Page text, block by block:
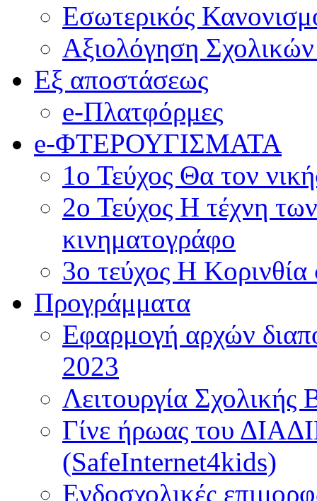
Εσωτερικός
Αξιολόγηση
Εξ αποστάσεως
e-Πλατφόρμες
e-ΦΤΕΡΟΥΓΙΣΜΑΤΑ
1ο Τεύχος Θα τον
2ο Τεύχος Η τέχνη
κινηματογράφο
3ο τεύχος Η
Προγράμματα
Εφαρμογή αρχών
2023
Λειτουργία Σχολικής
Γίνε ήρωας του
(SafeInternet4kids)
Ενδοσχολικές